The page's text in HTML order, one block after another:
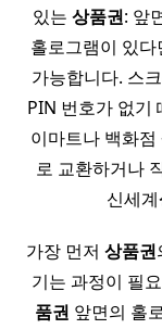
있는 상품권: 앞
홀로그램이 있다
가능합니다. 스
PIN 번호가 없기
이마트나 백화점
로 교환하거나
신세계
가장 먼저 상품권
기는 과정이 필
품권 앞면의 홀